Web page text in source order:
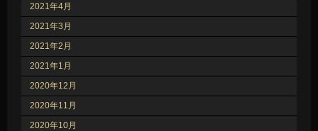
2021年4月
2021年3月
2021年2月
2021年1月
2020年12月
2020年11月
2020年10月